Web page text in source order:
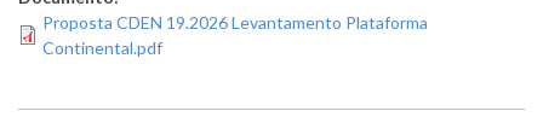
Proposta CDEN 19.2026 Levantamento Plataforma
Continental.pdf